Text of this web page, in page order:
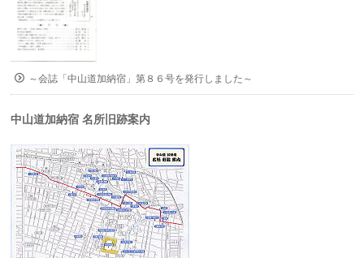
～会誌「中山道加納宿」第８６号を発行しました～
中山道加納宿 名所旧跡案内